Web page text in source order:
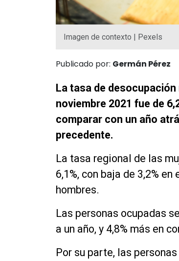
Imagen de contexto | Pexels
Publicado por: Germán Pérez
La tasa de
noviembre 2021 fue de
comparar con un año
precedente.
La tasa regional de las
6,1%, con baja de 3,2%
hombres.
Las personas ocupadas
a un año, y 4,8% más en
Por su parte, las